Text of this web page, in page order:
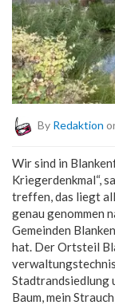
By Redaktion
Wir sind in
Kriegerdenkmal“,
treffen, das liegt
genau genommen
Gemeinden
hat. Der Ortsteil
Stadtrandsiedlung
Baum, mein